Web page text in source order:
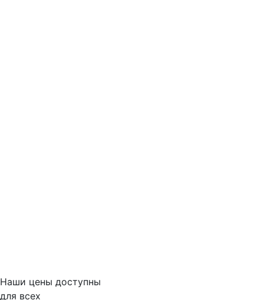
Наши цены доступны
для всех